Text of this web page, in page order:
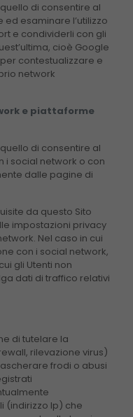
di consentire al
esaminare l’utilizzo
e condividerli con gli
cioè Google
contestualizzare e
network
e piattaforme
di consentire al
i social network o con
dalle pagine di
da questo Sito
impostazioni privacy
Nel caso in cui
con i social network,
gli Utenti non
dati di traffico relativi
di tutelare la
rilevazione virus)
frodi o abusi
(indirizzo Ip) che
as well as
your
visit. If you
refuse these
functionality
from the
website.
By sharing
and
behavior as
of
and